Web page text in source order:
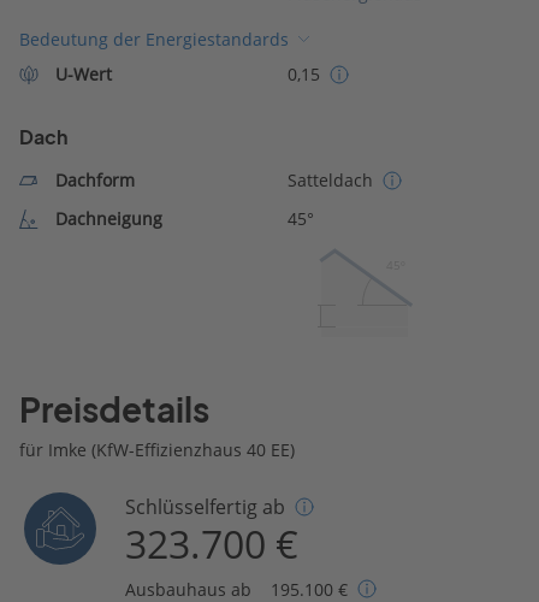
Bedeutung der Energiestandards
U-Wert
0,15
Dach
Dachform
Satteldach
Dachneigung
45°
Preisdetails
für Imke (KfW-Effizienzhaus 40 EE)
Schlüsselfertig ab
323.700 €
Ausbauhaus ab 195.100 €